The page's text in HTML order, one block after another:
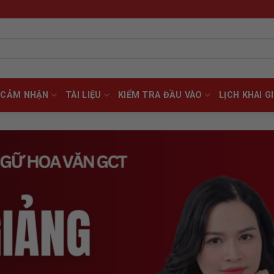
CẢM NHẬN TÀI LIỆU KIỂM TRA ĐẦU VÀO LỊCH KHAI